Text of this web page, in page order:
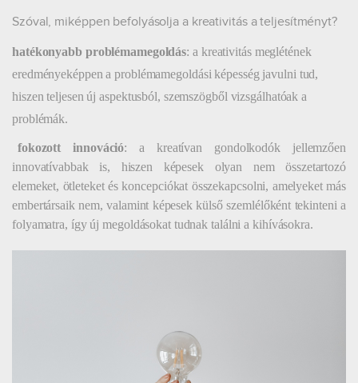
Szóval, miképpen befolyásolja a kreativitás a teljesítményt?
hatékonyabb problémamegoldás: a kreativitás meglétének
eredményeképpen a problémamegoldási képesség javulni tud,
hiszen teljesen új aspektusból, szemszögből vizsgálhatóak a
problémák.
fokozott innováció: a kreatívan gondolkodók jellemzően
innovatívabbak is, hiszen képesek olyan nem összetartozó
elemeket, ötleteket és koncepciókat összekapcsolni, amelyeket más
embertársaik nem, valamint képesek külső szemlélőként tekinteni a
folyamatra, így új megoldásokat tudnak találni a kihívásokra.